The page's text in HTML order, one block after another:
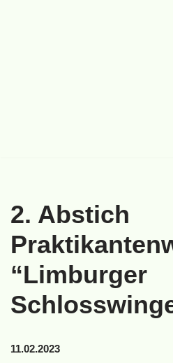
2. Abstich
“Limburger
11.02.2023